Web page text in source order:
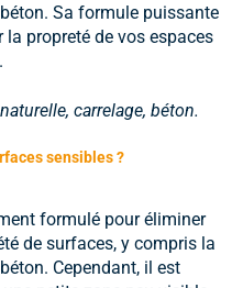
Sa formule puissante
propreté de vos espaces
carrelage, béton.
sensibles ?
formulé pour éliminer
de surfaces, y compris la
Cependant, il est